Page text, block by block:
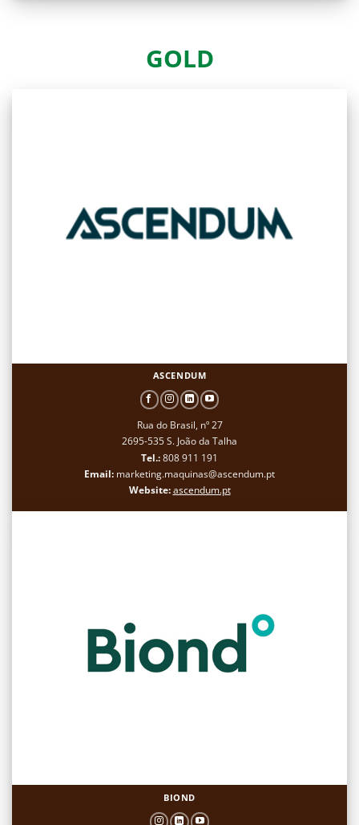
GOLD
ASCENDUM
Rua do Brasil, nº 27
2695-535 S. João da Talha
Tel.:808 911 191
Email: marketing.maquinas@ascendum.pt
Website: ascendum.pt
BIOND